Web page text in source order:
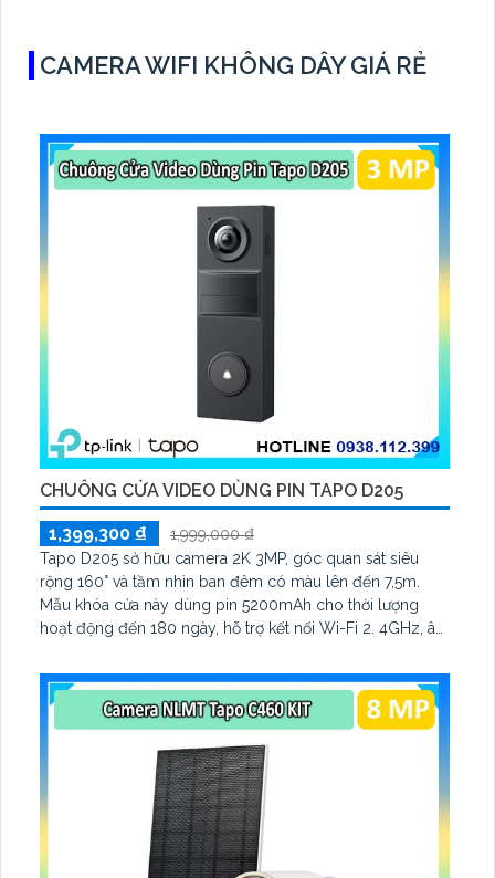
CAMERA WIFI KHÔNG DÂY GIÁ RẺ
CHUÔNG CỬA VIDEO DÙNG PIN TAPO D205
1,399,300 ₫
1,999,000 ₫
Tapo D205 sở hữu camera 2K 3MP, góc quan sát siêu
rộng 160° và tầm nhìn ban đêm có màu lên đến 7,5m.
Mẫu khóa cửa này dùng pin 5200mAh cho thời lượng
hoạt động đến 180 ngày, hỗ trợ kết nối Wi-Fi 2. 4GHz, âm